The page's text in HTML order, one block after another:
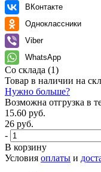
ВКонтакте
Одноклассники
Viber
WhatsApp
Со склада (1)
Товар в наличии на
Нужно больше?
Возможна отгрузка в
15.60 руб.
26 руб.
-
В корзину
Условия оплаты и